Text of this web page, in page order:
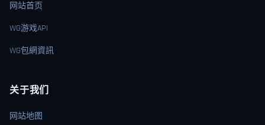
网站首页
WG游戏API
WG包網資訊
关于我们
网站地图